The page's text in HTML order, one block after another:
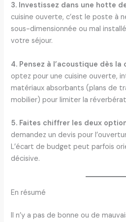
3. Investissez dans une hotte
cuisine ouverte, c’est le poste à
sous-dimensionnée ou mal
votre séjour.
4. Pensez à l’acoustique dès
optez pour une cuisine ouverte,
matériaux absorbants (plans de
mobilier) pour limiter la
5. Faites chiffrer les deux
demandez un devis pour
L’écart de budget peut parfois
décisive.
En résumé
Il n’y a pas de bonne ou de